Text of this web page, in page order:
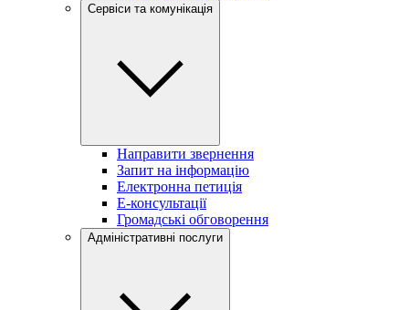
Сервіси та комунікація
Направити звернення
Запит на інформацію
Електронна петиція
Е-консультації
Громадські обговорення
Адміністративні послуги